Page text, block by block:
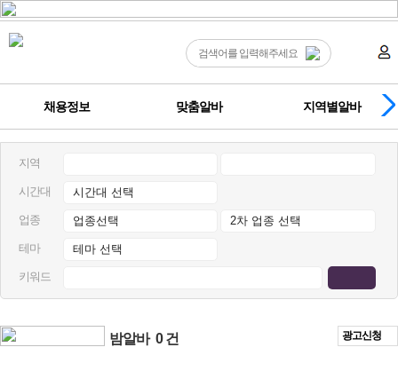
채용정보 맞춤알바 지역별알바
지역
시간대
업종
테마
키워드
밤알바 0 건 광고신청